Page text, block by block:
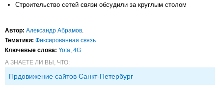
Строительство сетей связи обсудили за круглым столом
Автор: Александр Абрамов
Тематики: Фиксированная связь
Ключевые слова: Yota 4G
А ЗНАЕТЕ ЛИ ВЫ, ЧТО:
Прдовижение сайтов Санкт-Петербург